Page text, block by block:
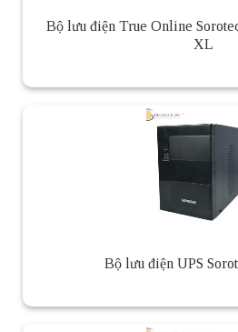
Bộ lưu điện True Online
XL
Bộ lưu điện UPS